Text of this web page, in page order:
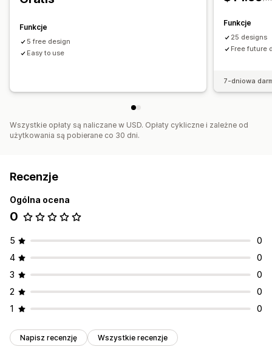
Funkcje
5 free design
Easy to use
Funkcje
25 designs
Free future
7-dniowa
Wszystkie opłaty są naliczane w USD. Opłaty cykliczne i zależne od
użytkowania są pobierane co 30 dni.
Recenzje
Ogólna ocena
0
5
0
4
0
3
0
2
0
1
0
Napisz recenzję Wszystkie recenzje